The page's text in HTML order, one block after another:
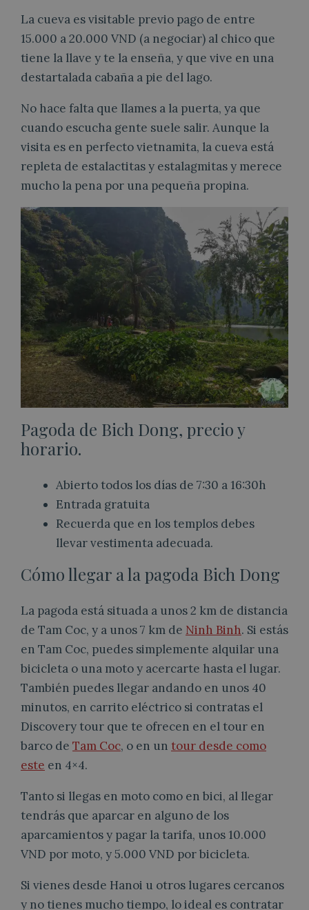
La cueva es visitable previo pago de entre
15.000 a 20.000 VND (a negociar) al chico que
tiene la llave y te la enseña, y que vive en una
destartalada cabaña a pie del lago.
No hace falta que llames a la puerta, ya que
cuando escucha gente suele salir. Aunque la
visita es en perfecto vietnamita, la cueva está
repleta de estalactitas y estalagmitas y merece
mucho la pena por una pequeña propina.
Pagoda de Bich Dong, precio y
horario.
Abierto todos los días de 7:30 a 16:30h
Entrada gratuita
Recuerda que en los templos debes
llevar vestimenta adecuada.
Cómo llegar a la pagoda Bich Dong
La pagoda está situada a unos 2 km de distancia
de Tam Coc, y a unos 7 km de Ninh Binh. Si estás
en Tam Coc, puedes simplemente alquilar una
bicicleta o una moto y acercarte hasta el lugar.
También puedes llegar andando en unos 40
minutos, en carrito eléctrico si contratas el
Discovery tour que te ofrecen en el tour en
barco de Tam Coc, o en un tour desde como
este en 4×4.
Tanto si llegas en moto como en bici, al llegar
tendrás que aparcar en alguno de los
aparcamientos y pagar la tarifa, unos 10.000
VND por moto, y 5.000 VND por bicicleta.
Si vienes desde Hanoi u otros lugares cercanos
y no tienes mucho tiempo, lo ideal es contratar